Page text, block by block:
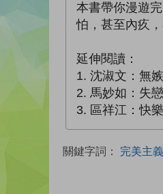
本書帶你漫遊
怕，甚至內疚
延伸閱讀：
1. 沈淑文：無
2. 馬妙如：失
3. 區祥江：快
關鍵字詞： 完美主